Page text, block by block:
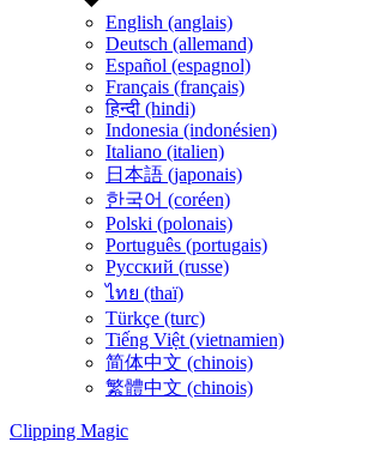
English (anglais)
Deutsch (allemand)
Español (espagnol)
Français (français)
हिन्दी (hindi)
Indonesia (indonésien)
Italiano (italien)
日本語 (japonais)
한국어 (coréen)
Polski (polonais)
Português (portugais)
Русский (russe)
ไทย (thaï)
Türkçe (turc)
Tiếng Việt (vietnamien)
简体中文 (chinois)
繁體中文 (chinois)
Clipping Magic